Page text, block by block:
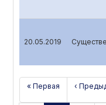
20.05.2019
« Первая ‹